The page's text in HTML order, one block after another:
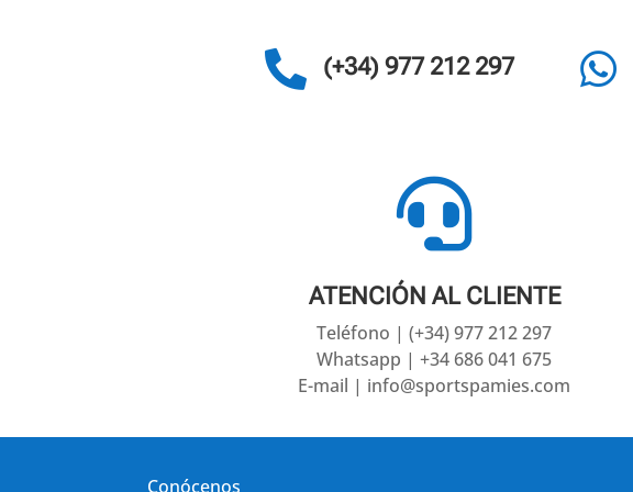
 (+34) 977 212 297 

ATENCIÓN AL CLIENTE
Teléfono | (+34) 977 212 297
Whatsapp | +34 686 041 675
E-mail | info@sportspamies.com
Conócenos